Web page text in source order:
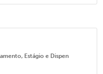
Estágio e Dispen